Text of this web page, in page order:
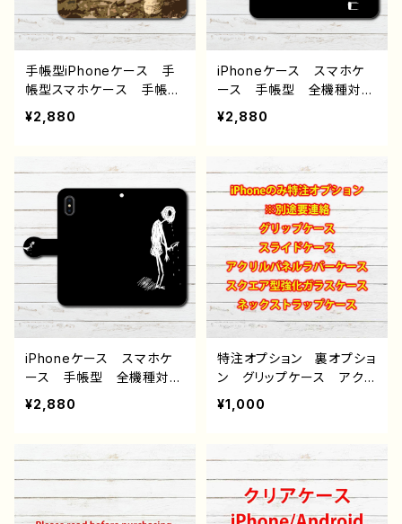
師 オリジナル デザイ
ン グッズ タイトル：やじ
るし 作：チノリ
エイター 絵師 オリジナ
ル デザイン グッズ タイ
トル：さくら サクラ 夜
桜 作：チノリ
手帳型iPhoneケース 手
帳型スマホケース 手帳
型 全機種対応 エモい画
像 風景 綺麗 景色 ノ
子 レディース iPhone1
Xperia Googlepixel Ga
laxy Android アンドロ
イド ケース 個性的 お
すすめ 人気 イラストレ
ーター クリエイター 絵
師 オリジナル デザイ
ン グッズ タイトル：キノ
コ きのこ 作：チノリ
¥2,880
iPhoneケース スマホケ
ース 手帳型 全機種対
応 イラスト おしゃれ
病みかわいい メンヘラ
15/14/13/12/11 AQUOS
Xperia Googlepixel Ga
laxy Android アンドロ
イド ケース 個性的 お
すすめ 人気 イラストレ
ーター クリエイター 絵
師 オリジナル デザイ
ン グッズ タイトル：首つ
りさん 作：チノリ
¥2,880
iPhoneケース スマホケ
ース 手帳型 全機種対
応 イラスト おしゃれ
病みかわいい メンヘラ
15/14/13/12/11 AQUOS
laxy Android アンドロ
イド ケース 個性的 お
¥2,880
特注オプション 裏オプショ
ン グリップケース アクリ
ルパネルラバーケース ス
クエア型強化ガラスケー
貨屋アリスの白うさぎ
¥1,000